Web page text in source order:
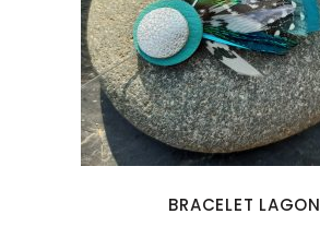
BRACELET LAGON